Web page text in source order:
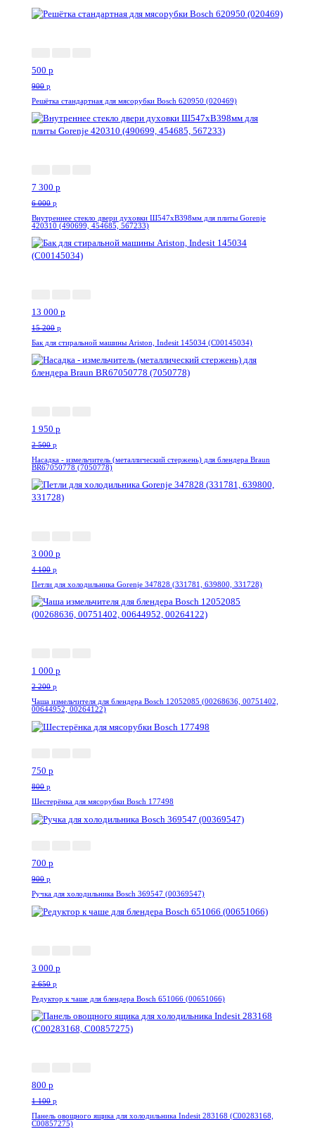
500 p
900 p
Решётка стандартная для мясорубки Bosch 620950 (020469)
7 300 p
6 000 p
Внутреннее стекло двери духовки Ш547хВ398мм для плиты Gorenje
420310 (490699, 454685, 567233)
13 000 p
15 200 p
Бак для стиральной машины Ariston, Indesit 145034 (C00145034)
1 950 p
2 500 p
Насадка - измельчитель (металлический стержень) для блендера Braun
BR67050778 (7050778)
3 000 p
4 100 p
Петли для холодильника Gorenje 347828 (331781, 639800, 331728)
1 000 p
2 200 p
Чаша измельчителя для блендера Bosch 12052085 (00268636, 00751402,
00644952, 00264122)
750 p
800 p
Шестерёнка для мясорубки Bosch 177498
700 p
900 p
Ручка для холодильника Bosch 369547 (00369547)
3 000 p
2 650 p
Редуктор к чаше для блендера Bosch 651066 (00651066)
800 p
1 100 p
Панель овощного ящика для холодильника Indesit 283168 (C00283168,
C00857275)